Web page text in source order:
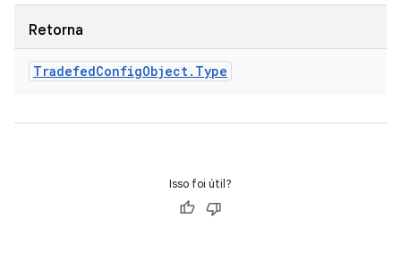
Retorna
TradefedConfigObject. Type
Isso foi útil?